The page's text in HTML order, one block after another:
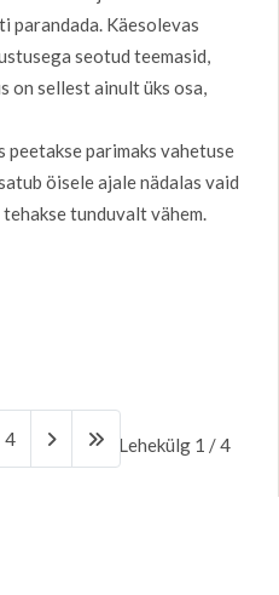
parandada. Käesolevas
seotud teemasid,
on sellest ainult üks osa,
parimaks vahetuse
öisele ajale nädalas vaid
tunduvalt vähem.
Lehekülg 1 / 4
4